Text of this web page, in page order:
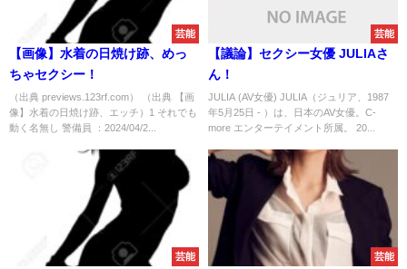
芸能
【画像】水着の日焼け跡、めっ
ちゃセクシー！
（出典 previews.123rf.com） （出典 【画
像】水着の日焼け跡、エッチ）1 それでも
動く名無し 警備員 ：2024/04/2...
芸能
【議論】セクシー女優 JULIAさ
ん！
JULIA (AV女優) JULIA（ジュリア、1987
年5月25日 - ）は、日本のAV女優。C-
more エンターテイメント所属。 20...
芸能 芸能